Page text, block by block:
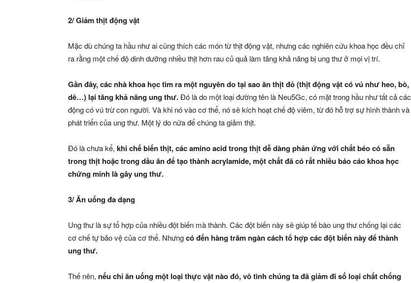
2/ Giảm thịt động vật
Mặc dù chúng ta hầu như ai cũng thích các món từ thịt động vật, nhưng các nghiên cứu khoa học đều chỉ
ra rằng một chế độ dinh dưỡng nhiều thịt hơn rau củ quả làm tăng khả năng bị ung thư ở mọi vị trí.
Gần đây, các nhà khoa học tìm ra một nguyên do tại sao ăn thịt đỏ (thịt động vật có vú như heo, bò,
dê…) lại tăng khả năng ung thư.Đó là do một loại đường tên là Neu5Gc, có mặt trong hầu như tất cả các
động có vú trừ con người. Và khi nó vào cơ thể, nó sẽ kích hoạt chế độ viêm, từ đó hỗ trợ sự hình thành và
phát triển của ung thư. Một lý do nữa để chúng ta giảm thịt.
Đó là chưa kể, khi chế biến thịt, các amino acid trong thịt dễ dàng phản ứng với chất béo có sẵn
trong thịt hoặc trong dầu ăn để tạo thành acrylamide, một chất đã có rất nhiều báo cáo khoa học
chứng minh là gây ung thư.
3/ Ăn uống đa dạng
Ung thư là sự tổ hợp của nhiều đột biến mà thành. Các đột biến này sẽ giúp tế bào ung thư chống lại các
cơ chế tự bảo vệ của cơ thể. Nhưngcó đến hàng trăm ngàn cách tổ hợp các đột biến này để thành
ung thư.
Thế nên, nếu chỉ ăn uống một loại thực vật nào đó, vô tình chúng ta đã giảm đi số loại chất chống